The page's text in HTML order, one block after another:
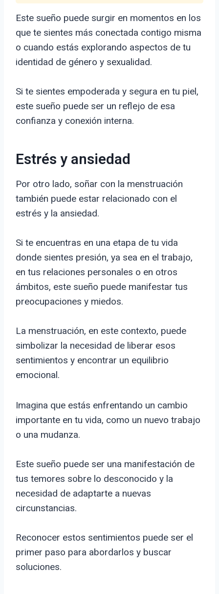
Este sueño puede surgir en momentos en los
que te sientes más conectada contigo misma
o cuando estás explorando aspectos de tu
identidad de género y sexualidad.
Si te sientes empoderada y segura en tu piel,
este sueño puede ser un reflejo de esa
confianza y conexión interna.
Estrés y ansiedad
Por otro lado, soñar con la menstruación
también puede estar relacionado con el
estrés y la ansiedad.
Si te encuentras en una etapa de tu vida
donde sientes presión, ya sea en el trabajo,
en tus relaciones personales o en otros
ámbitos, este sueño puede manifestar tus
preocupaciones y miedos.
La menstruación, en este contexto, puede
simbolizar la necesidad de liberar esos
sentimientos y encontrar un equilibrio
emocional.
Imagina que estás enfrentando un cambio
importante en tu vida, como un nuevo trabajo
o una mudanza.
Este sueño puede ser una manifestación de
tus temores sobre lo desconocido y la
necesidad de adaptarte a nuevas
circunstancias.
Reconocer estos sentimientos puede ser el
primer paso para abordarlos y buscar
soluciones.